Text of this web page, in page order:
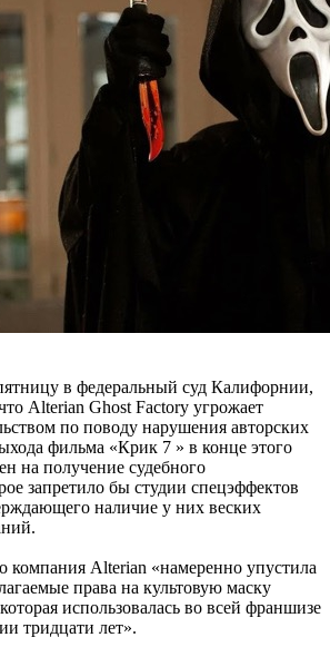
в федеральный суд Калифорнии,
Alterian Ghost Factory угрожает
по поводу нарушения авторских
фильма «Крик 7 » в конце этого
на получение судебного
запретило бы студии спецэффектов
наличие у них веских
компания Alterian «намеренно упустила
права на культовую маску
использовалась во всей франшизе
тридцати лет».